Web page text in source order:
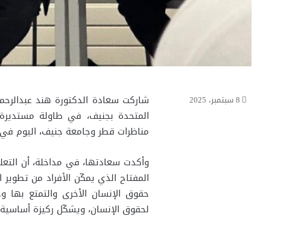
شاركت سعادة الدكتورة هند
المتحدة بجنيف، في طاولة مستديرة
مناظرات قطر وجامعة جنيف، اليوم
وأكدت سعادتها، في مداخلة، أن
المفتاح الذي يمكّن الأفراد من تطوير
حقوق الإنسان الأخرى والتمتع
لحقوق الإنسان، ويشكّل ركيزة أساسية
8 سبتمبر، 2025